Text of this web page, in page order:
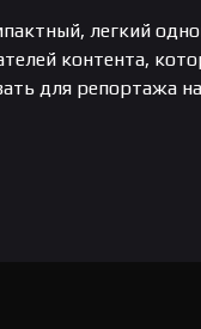
легкий
контента,
для репортажа